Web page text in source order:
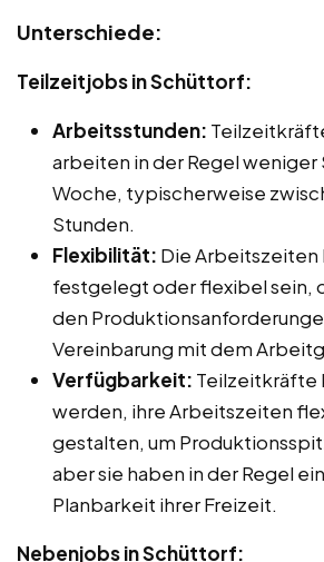
Unterschiede:
Teilzeitjobs in Schüttorf:
Arbeitsstunden:
arbeiten in der Regel weniger
Woche, typischerweise
Stunden.
Flexibilität: Die Arbeitszeiten
festgelegt oder flexibel sein,
den
Vereinbarung mit dem
Verfügbarkeit: Teilzeitkräfte
werden, ihre Arbeitszeiten
gestalten, um
aber sie haben in der Regel
Planbarkeit ihrer Freizeit.
Nebenjobs in Schüttorf: